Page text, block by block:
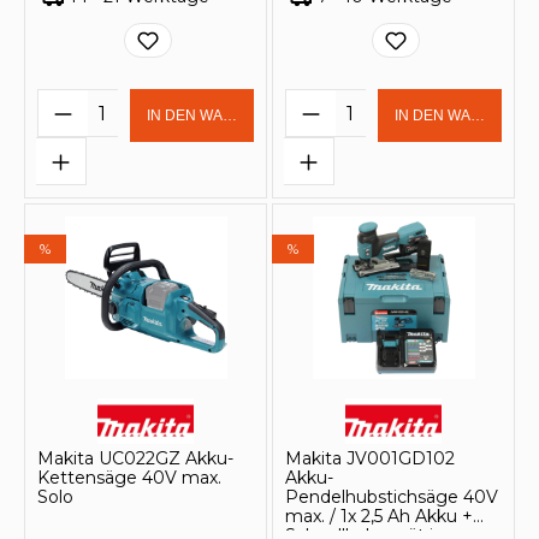
Produkt Anzahl: Gib den
IN DEN WARENKORB Produkt Anzahl:
IN DEN
%
Makita UC022GZ Akku-
Kettensäge 40V max.
Solo
%
Makita JV001GD102
Akku-
Pendelhubstichsäge 40V
max. / 1x 2,5 Ah Akku +